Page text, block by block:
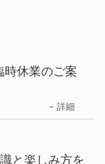
休業のご案
詳細
と楽しみ方を